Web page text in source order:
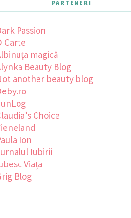
PARTENERI
Passion
Carte
magică
Beauty Blog
another beauty blog
Choice
Ion
Iubirii
Viața
Blog